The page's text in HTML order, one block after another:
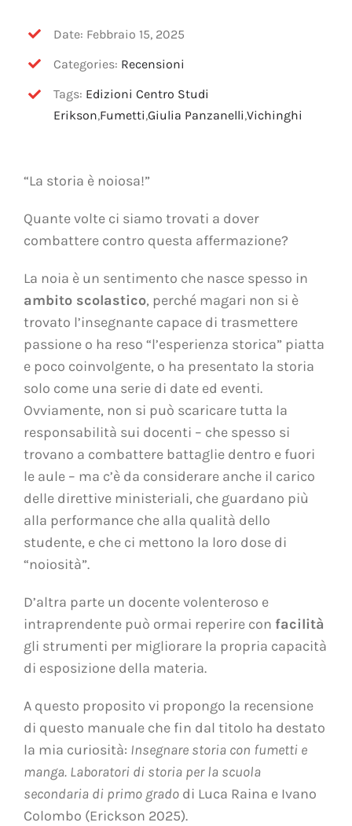
Date: Febbraio 15, 2025
Categories: Recensioni
Tags: Edizioni Centro Studi
Erikson,Fumetti,Giulia Panzanelli,Vichinghi
“La storia è noiosa!”
Quante volte ci siamo trovati a dover
combattere contro questa affermazione?
La noia è un sentimento che nasce spesso in
ambito scolastico, perché magari non si è
trovato l’insegnante capace di trasmettere
passione o ha reso “l’esperienza storica” piatta
e poco coinvolgente, o ha presentato la storia
solo come una serie di date ed eventi.
Ovviamente, non si può scaricare tutta la
responsabilità sui docenti – che spesso si
trovano a combattere battaglie dentro e fuori
le aule – ma c’è da considerare anche il carico
delle direttive ministeriali, che guardano più
alla performance che alla qualità dello
studente, e che ci mettono la loro dose di
“noiosità”.
D’altra parte un docente volenteroso e
intraprendente può ormai reperire con facilità
gli strumenti per migliorare la propria capacità
di esposizione della materia.
A questo proposito vi propongo la recensione
di questo manuale che fin dal titolo ha destato
la mia curiosità: Insegnare storia con fumetti e
manga. Laboratori di storia per la scuola
secondaria di primo gradodi Luca Raina e Ivano
Colombo (Erickson 2025).